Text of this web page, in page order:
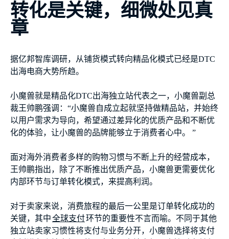
转化是关键，细微处见真
章
据亿邦智库调研，从铺货模式转向精品化模式已经是DTC
出海电商大势所趋。
小魔兽就是精品化DTC出海独立站代表之一，小魔兽副总
裁王帅鹏强调：“小魔兽自成立起就坚持做精品站，并始终
以用户需求为导向，希望通过差异化的优质产品和不断优
化的体验，让小魔兽的品牌能够立于消费者心中。 ”
面对海外消费者多样的购物习惯与不断上升的经营成本，
王帅鹏指出，除了不断推出优质产品，小魔兽更需要优化
内部环节与订单转化模式，来提高利润。
对于卖家来说，消费旅程的最后一公里是订单转化成功的
关键，其中全球支付环节的重要性不言而喻。不同于其他
独立站卖家习惯性将支付与业务分开，小魔兽选择将支付